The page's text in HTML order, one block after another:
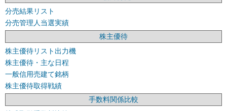
分売結果リスト
分売管理人当選実績
株主優待
株主優待リスト出力機
株主優待・主な日程
一般信用売建て銘柄
株主優待取得戦績
手数料関係比較